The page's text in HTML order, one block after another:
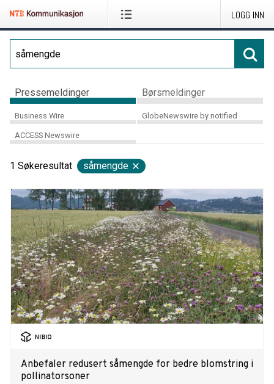
LOGG INN
Pressemeldinger Børsmeldinger
Business Wire GlobeNewswire by notified
ACCESS Newswire
1 Søkeresultat såmengde
Anbefaler redusert såmengde for bedre blomstring i
pollinatorsoner